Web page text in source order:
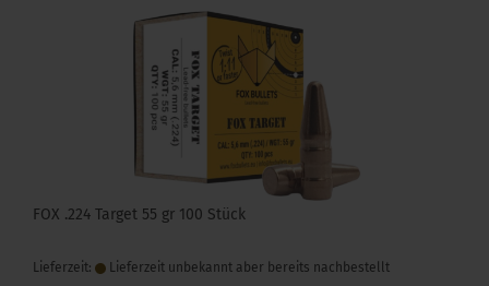
FOX .224 Target 55 gr 100 Stück
Lieferzeit: Lieferzeit unbekannt aber bereits nachbestellt